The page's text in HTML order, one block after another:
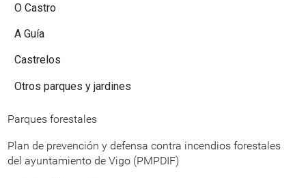
O Castro
A Guía
Castrelos
Otros parques y jardines
Parques forestales
Plan de prevención y defensa contra incendios forestales
del ayuntamiento de Vigo (PMPDIF)